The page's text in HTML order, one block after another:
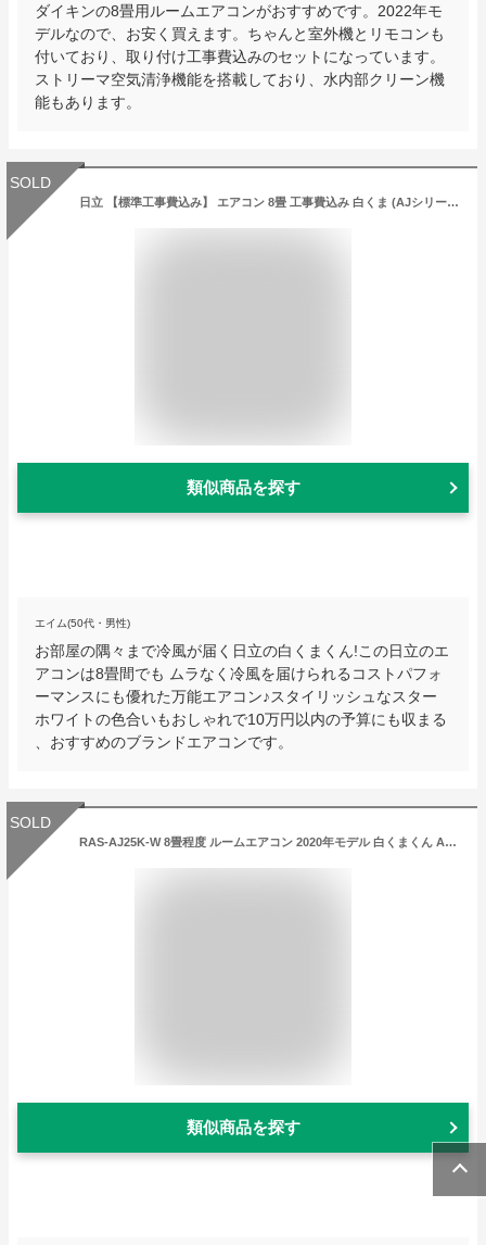
ダイキンの8畳用ルームエアコンがおすすめです。2022年モ
デルなので、お安く買えます。ちゃんと室外機とリモコンも
付いており、取り付け工事費込みのセットになっています。
ストリーマ空気清浄機能を搭載しており、水内部クリーン機
能もあります。
SOLD
日立 【標準工事費込み】 エアコン 8畳 工事費込み 白くま (AJシリーズ) (スターホワイト) 冷房 暖房 除湿 RAS-AJ25-KOJISET【納期目安：1週間】
類似商品を探す
エイム(50代・男性)
お部屋の隅々まで冷風が届く日立の白くまくん!この日立のエ
アコンは8畳間でも ムラなく冷風を届けられるコストパフォ
ーマンスにも優れた万能エアコン♪スタイリッシュなスター
ホワイトの色合いもおしゃれで10万円以内の予算にも収まる
、おすすめのブランドエアコンです。
SOLD
RAS-AJ25K-W 8畳程度 ルームエアコン 2020年モデル 白くまくん AJシリーズ 日立 HITACHI
類似商品を探す